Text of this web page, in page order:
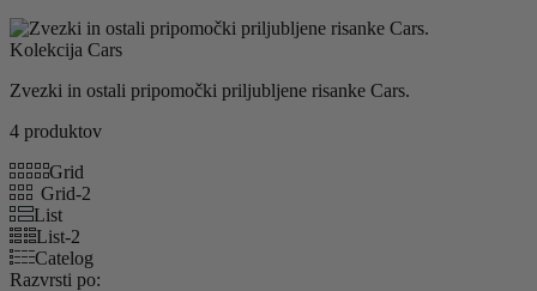
Kolekcija Cars
Zvezki in ostali pripomočki priljubljene risanke Cars.
4 produktov
Grid
Grid-2
List
List-2
Catelog
Razvrsti po: